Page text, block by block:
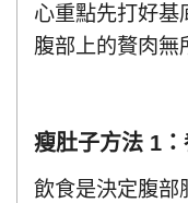
心重點先打好基
腹部上的贅肉無
瘦肚子方法 1
飲食是決定腹部